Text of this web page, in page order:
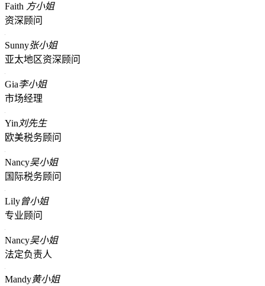
Faith 方小姐
资深顾问
Sunny张小姐
亚太地区资深顾问
Gia李小姐
市场经理
Yin 刘先生
欧美税务顾问
Nancy吴小姐
国际税务顾问
Lily曾小姐
专业顾问
Nancy吴小姐
法定负责人
Mandy黄小姐